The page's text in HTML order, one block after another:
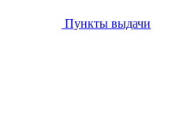
Пункты выдачи